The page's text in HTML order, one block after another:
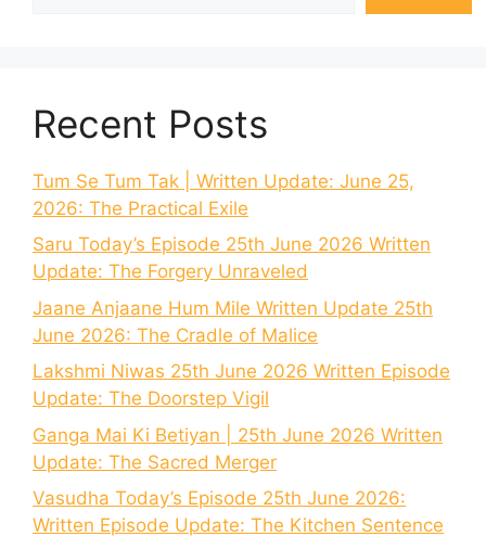
Recent Posts
Tum Se Tum Tak | Written Update: June 25,
2026: The Practical Exile
Saru Today’s Episode 25th June 2026 Written
Update: The Forgery Unraveled
Jaane Anjaane Hum Mile Written Update 25th
June 2026: The Cradle of Malice
Lakshmi Niwas 25th June 2026 Written Episode
Update: The Doorstep Vigil
Ganga Mai Ki Betiyan | 25th June 2026 Written
Update: The Sacred Merger
Vasudha Today’s Episode 25th June 2026:
Written Episode Update: The Kitchen Sentence